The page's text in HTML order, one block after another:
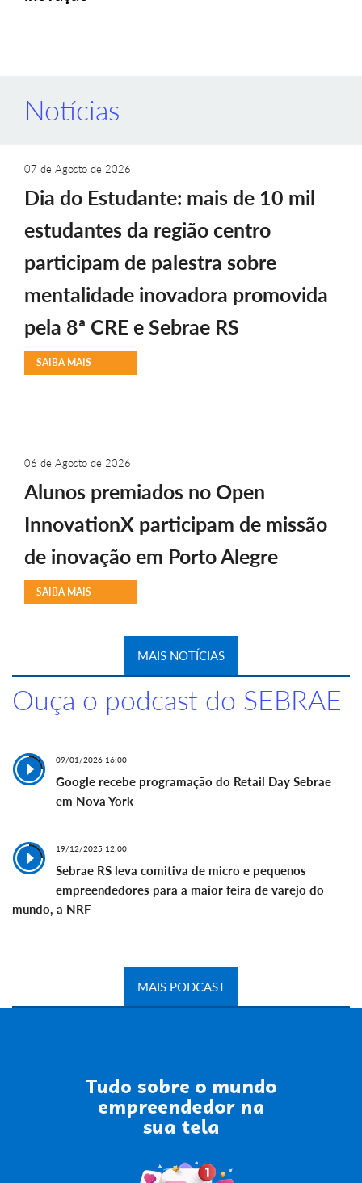
Notícias
07 de Agosto de 2026
Dia do Estudante: mais de 10 mil
estudantes da região centro
participam de palestra sobre
mentalidade inovadora promovida
pela 8ª CRE e Sebrae RS
SAIBA MAIS
06 de Agosto de 2026
Alunos premiados no Open
InnovationX participam de missão
de inovação em Porto Alegre
SAIBA MAIS
MAIS NOTÍCIAS
Ouça o podcast do SEBRAE
09/01/2026 16:00
Google recebe programação do Retail Day Sebrae
em Nova York
19/12/2025 12:00
Sebrae RS leva comitiva de micro e pequenos
empreendedores para a maior feira de varejo do
mundo, a NRF
MAIS PODCAST